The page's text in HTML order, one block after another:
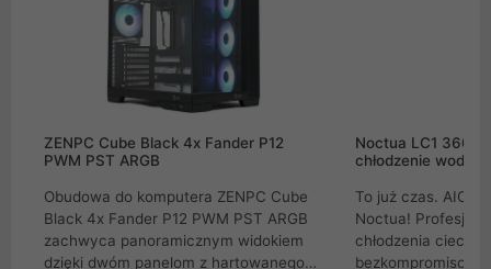
ZENPC Cube Black 4x Fander P12
PWM PST ARGB
Obudowa do komputera ZENPC Cube
Black 4x Fander P12 PWM PST ARGB
zachwyca panoramicznym widokiem
dzięki dwóm panelom z hartowanego
Noctua LC1
chłodzenie wodne
To już czas. AIO
Noctua!
chłodzenia cieczą